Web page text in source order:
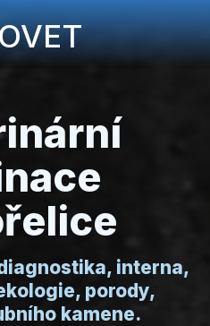
interna,
porody,
kamene.